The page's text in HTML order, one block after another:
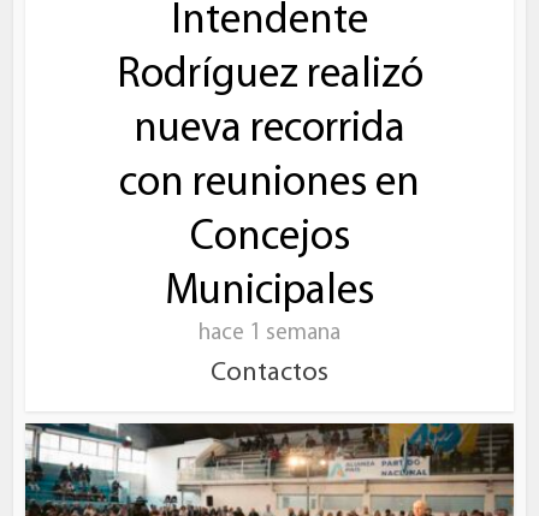
Intendente
Rodríguez realizó
nueva recorrida
con reuniones en
Concejos
Municipales
hace 1 semana
Contactos